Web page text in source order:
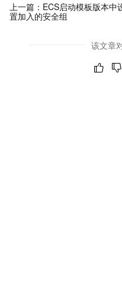
上一篇： ECS启动模板版本中
置加入的安全组
该文章